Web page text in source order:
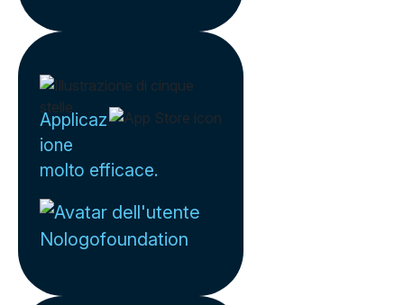
Applicaz
ione
molto efficace.
Nologofoundation